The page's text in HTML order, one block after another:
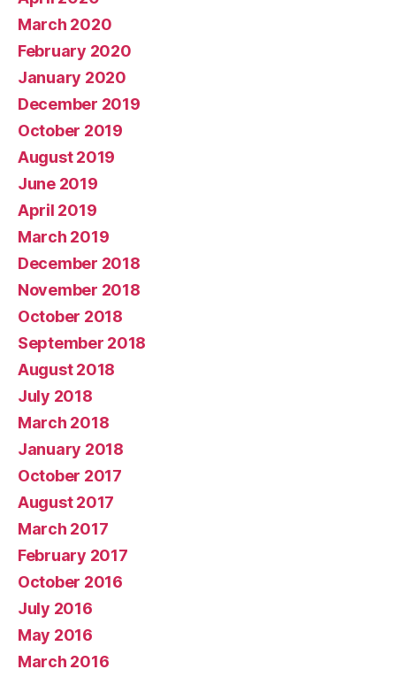
March 2020
February 2020
January 2020
December 2019
October 2019
August 2019
June 2019
April 2019
March 2019
December 2018
November 2018
October 2018
September 2018
August 2018
July 2018
March 2018
January 2018
October 2017
August 2017
March 2017
February 2017
October 2016
July 2016
May 2016
March 2016